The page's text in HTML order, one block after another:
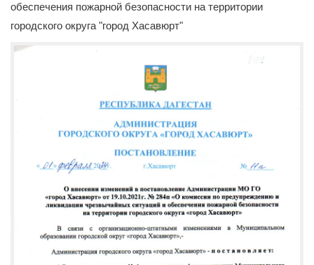
обеспечения пожарной безопасности на территории
городского округа "город Хасавюрт"